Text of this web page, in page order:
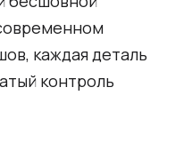
каждая деталь
контроль